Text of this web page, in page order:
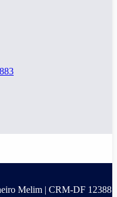
Melim | CRM-DF 12388